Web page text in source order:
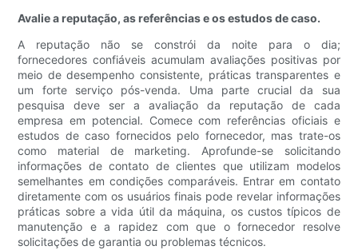
Avalie a reputação, as referências e os estudos de caso.
A reputação não se constrói da noite para o dia;
fornecedores confiáveis ​​acumulam avaliações positivas por
meio de desempenho consistente, práticas transparentes e
um forte serviço pós-venda. Uma parte crucial da sua
pesquisa deve ser a avaliação da reputação de cada
empresa em potencial. Comece com referências oficiais e
estudos de caso fornecidos pelo fornecedor, mas trate-os
como material de marketing. Aprofunde-se solicitando
informações de contato de clientes que utilizam modelos
semelhantes em condições comparáveis. Entrar em contato
diretamente com os usuários finais pode revelar informações
práticas sobre a vida útil da máquina, os custos típicos de
manutenção e a rapidez com que o fornecedor resolve
solicitações de garantia ou problemas técnicos.